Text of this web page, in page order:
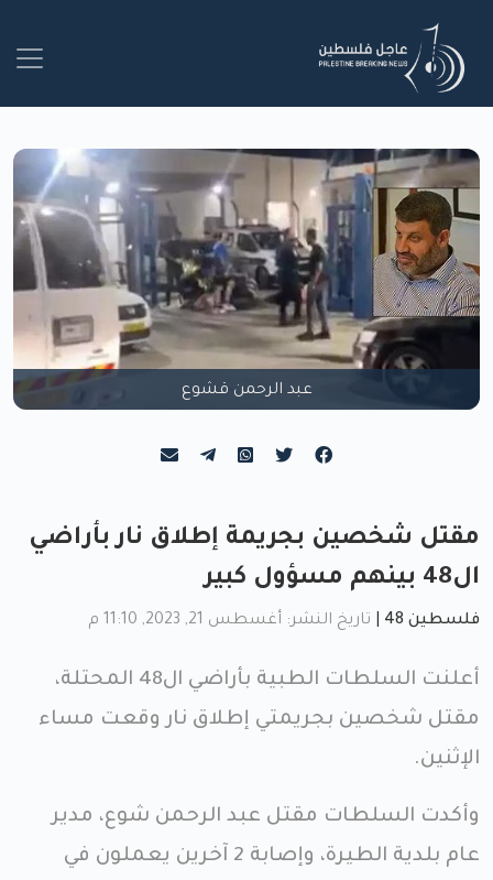
عبد الرحمن قشوع
مقتل شخصين بجريمة إطلاق نار بأراضي
ال48 بينهم مسؤول كبير
فلسطين 48 تاريخ النشر: أغسطس 21, 2023, 11:10 م
أعلنت السلطات الطبية بأراضي ال48 المحتلة،
مقتل شخصين بجريمتي إطلاق نار وقعت مساء
الإثنين.
وأكدت السلطات مقتل عبد الرحمن شوع، مدير
عام بلدية الطيرة، وإصابة 2 آخرين يعملون في